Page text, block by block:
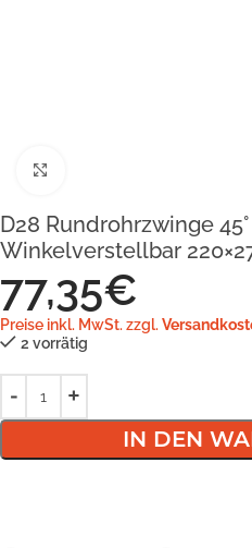
D28 Rundrohrzwinge
Winkelverstellbar
77,35€
Preise inkl. MwSt. zzgl.
2 vorrätig
IN DEN